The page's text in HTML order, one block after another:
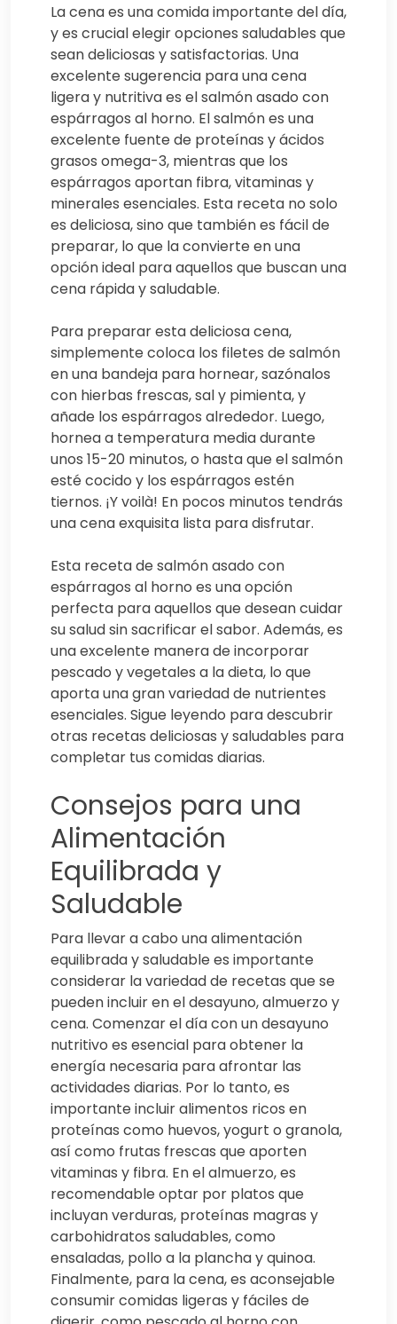
La cena es una comida importante del día,
y es crucial elegir opciones saludables que
sean deliciosas y satisfactorias. Una
excelente sugerencia para una cena
ligera y nutritiva es el salmón asado con
espárragos al horno. El salmón es una
excelente fuente de proteínas y ácidos
grasos omega-3, mientras que los
espárragos aportan fibra, vitaminas y
minerales esenciales. Esta receta no solo
es deliciosa, sino que también es fácil de
preparar, lo que la convierte en una
opción ideal para aquellos que buscan una
cena rápida y saludable.
Para preparar esta deliciosa cena,
simplemente coloca los filetes de salmón
en una bandeja para hornear, sazónalos
con hierbas frescas, sal y pimienta, y
añade los espárragos alrededor. Luego,
hornea a temperatura media durante
unos 15-20 minutos, o hasta que el salmón
esté cocido y los espárragos estén
tiernos. ¡Y voilà! En pocos minutos tendrás
una cena exquisita lista para disfrutar.
Esta receta de salmón asado con
espárragos al horno es una opción
perfecta para aquellos que desean cuidar
su salud sin sacrificar el sabor. Además, es
una excelente manera de incorporar
pescado y vegetales a la dieta, lo que
aporta una gran variedad de nutrientes
esenciales. Sigue leyendo para descubrir
otras recetas deliciosas y saludables para
completar tus comidas diarias.
Consejos para una
Alimentación
Equilibrada y
Saludable
Para llevar a cabo una alimentación
equilibrada y saludable es importante
considerar la variedad de recetas que se
pueden incluir en el desayuno, almuerzo y
cena. Comenzar el día con un desayuno
nutritivo es esencial para obtener la
energía necesaria para afrontar las
actividades diarias. Por lo tanto, es
importante incluir alimentos ricos en
proteínas como huevos, yogurt o granola,
así como frutas frescas que aporten
vitaminas y fibra. En el almuerzo, es
recomendable optar por platos que
incluyan verduras, proteínas magras y
carbohidratos saludables, como
ensaladas, pollo a la plancha y quinoa.
Finalmente, para la cena, es aconsejable
consumir comidas ligeras y fáciles de